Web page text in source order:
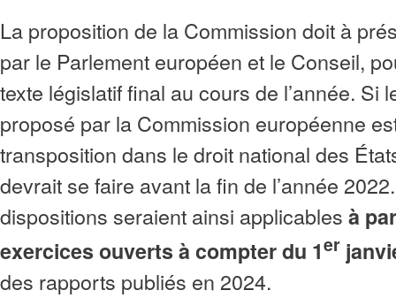
La proposition de la Commission doit à
par le Parlement européen et le Conseil,
texte législatif final au cours de l’année. Si
proposé par la Commission européenne
transposition dans le droit national des
devrait se faire avant la fin de l’année
dispositions seraient ainsi applicables à
exercices ouverts à compter du 1er
des rapports publiés en 2024.